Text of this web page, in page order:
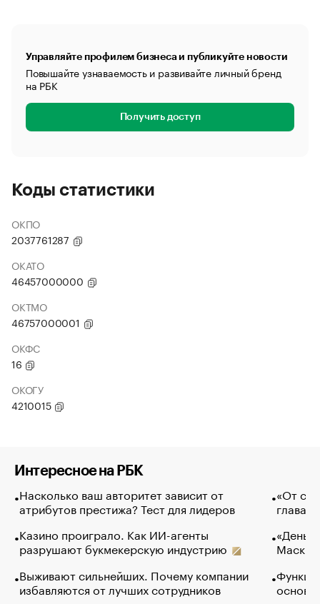
Управляйте профилем бизнеса и публикуйте новости
Повышайте узнаваемость и развивайте личный бренд
на РБК
Получить доступ
Коды статистики
ОКПО
2037761287
ОКАТО
46457000000
ОКТМО
46757000001
ОКФС
16
ОКОГУ
4210015
Интересное на РБК
Насколько ваш авторитет зависит от
атрибутов престижа? Тест для лидеров
Казино проиграло. Как ИИ-агенты
разрушают букмекерскую индустрию
Выживают сильнейших. Почему компании
избавляются от лучших сотрудников
«От
глава
Маск в
основ